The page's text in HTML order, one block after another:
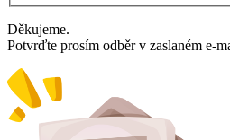
Děkujeme.
Potvrďte prosím odběr v zaslaném e-